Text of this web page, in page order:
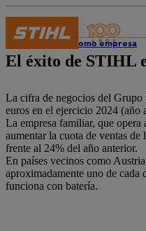
STIHL como empresa
El éxito de STIHL
La cifra de negocios del
euros en el ejercicio 2024 (año
La empresa familiar, que opera
aumentar la cuota de ventas de
frente al 24% del año anterior.
En países vecinos como
aproximadamente uno de
funciona con batería.